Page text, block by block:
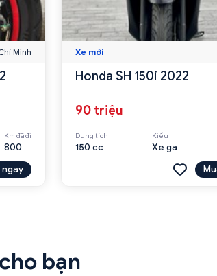
Minh
Km đã đi
800
ngay
Xe mới
Honda SH 150i 2022
90 triệu
Dung tích
150 cc
Kiểu
Xe ga
bạn